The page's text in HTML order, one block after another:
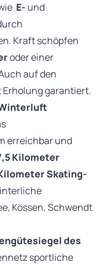
E- und
Kraft schöpfen
oder einer
auf den
Erholung garantiert.
erreichbar und
Kilometer
Skating-
Kössen, Schwendt
des
sportliche